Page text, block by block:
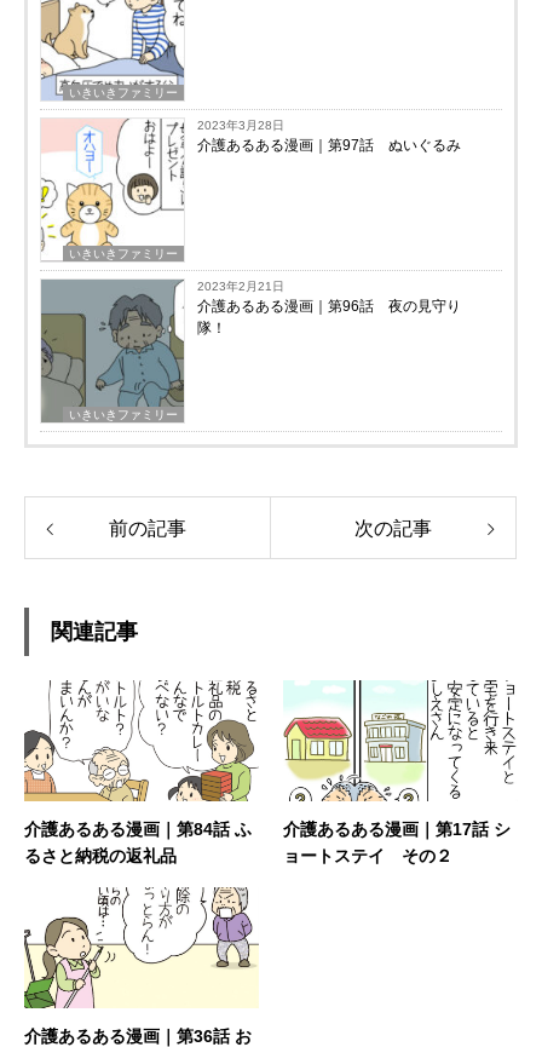
いきいきファミリー
いきいきファミリー
2023年3月28日
介護あるある漫画｜第97話 ぬいぐるみ
いきいきファミリー
2023年2月21日
介護あるある漫画｜第96話 夜の見守り
隊！
前の記事 次の記事
関連記事
介護あるある漫画｜第84話 ふ
るさと納税の返礼品
介護あるある漫画｜第17話 シ
ョートステイ その２
介護あるある漫画｜第36話 お